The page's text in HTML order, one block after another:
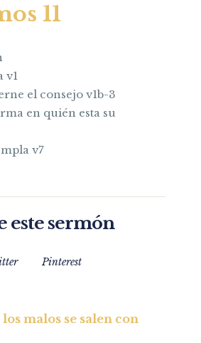
11
v1
el consejo v1b-3
en quién esta su
v7
este sermón
Pinterest
malos se salen con